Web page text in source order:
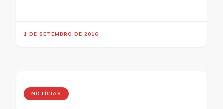
1 DE SETEMBRO DE 2016
NOTÍCIAS